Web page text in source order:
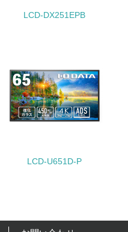
No.
23. <L1> 「人権・
25. <L1> 「情報
LCD-DX251EPB
LCD-U651D-P